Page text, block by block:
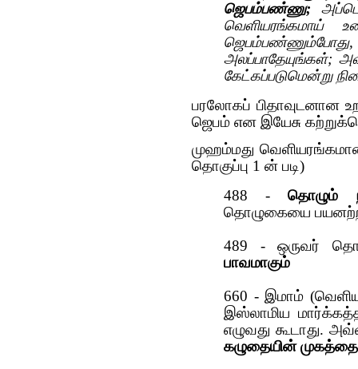
ஜெபம்பண்ணு;
வெளியரங்கமாய்
அலப்பாதேயுங்கள்;
கேட்கப்படுமென்று
பரலோகப் பிதாவுடனான
ஜெபம் என இயேசு
முஹம்மது
தொகுப்பு 1 ன் படி)
488 -தொழும்
தொழுகையை
489 - ஒருவர்
பாவமாகும்
660 - இமாம்
இஸ்லாமிய
எழுவது கூடாது.
கழுதையின்